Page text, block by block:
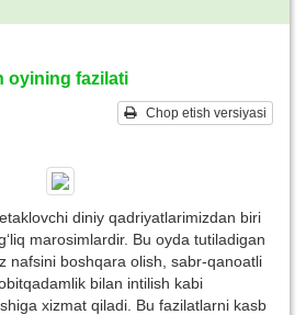
oyining fazilati
Chop etish versiyasi
diniy qadriyatlarimizdan biri
marosimlardir. Bu oyda tutiladigan
nafsini boshqara olish, sabr-qanoatli
bilan intilish kabi
xizmat qiladi. Bu fazilatlarni kasb